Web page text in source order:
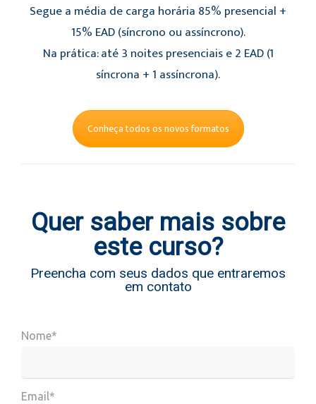
Segue a média de carga horária 85% presencial +
15% EAD (síncrono ou assíncrono).
Na prática: até 3 noites presenciais e 2 EAD (1
síncrona + 1 assíncrona).
Conheça todos os novos formatos
Quer saber mais sobre
este curso?
Preencha com seus dados que entraremos
em contato
Nome*
Email*